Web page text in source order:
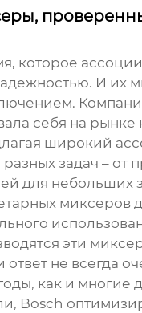
которое
И их
себя на рынке
широкий
задач – от
для небольших
миксеров
эти
не всегда
как и многие
Bosch